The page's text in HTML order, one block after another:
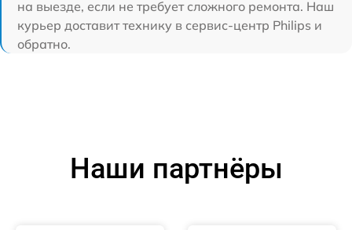
на выезде, если не требует сложного ремонта. Наш
курьер доставит технику в сервис-центр Philips и
обратно.
Наши партнёры